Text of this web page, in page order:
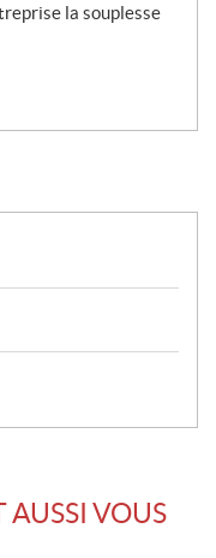
la souplesse
AUSSI VOUS